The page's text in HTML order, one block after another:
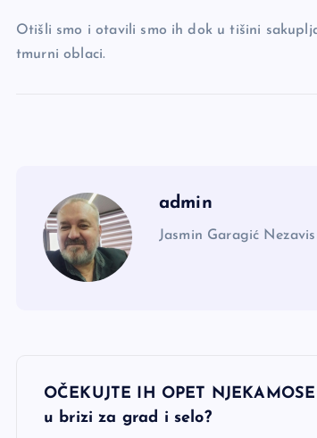
Otišli smo i otavili smo ih dok u tišini
tmurni oblaci.
admin
Jasmin Garagić
NOČEKUJTE IH OPET
u brizi za grad i selo?